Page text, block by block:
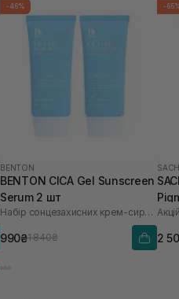
-46%
BENTON
BENTON CICA Gel Sunscreen
Serum 2 шт
Набір сонцезахисних крем-сироваток
990₴1 840₴
-
2